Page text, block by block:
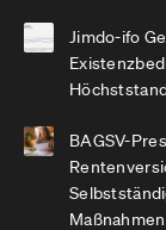
Jimdo-ifo
BAGSV-